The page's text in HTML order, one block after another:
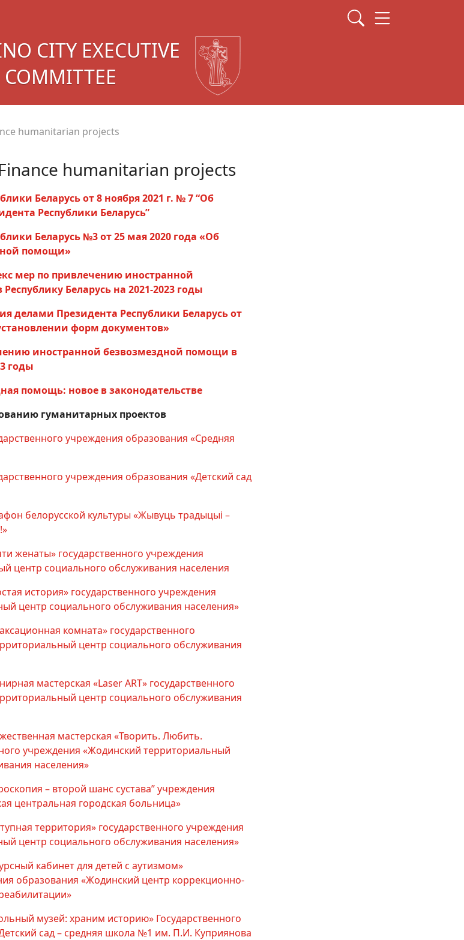
CITY EXECUTIVE
COMMITTEE
humanitarian projects
humanitarian projects
Беларусь от 8 ноября 2021 г. № 7 “Об
Республики Беларусь”
Беларусь №3 от 25 мая 2020 года «Об
помощи»
мер по привлечению иностранной
Беларусь на 2021-2023 годы
делами Президента Республики Беларусь от
форм документов»
иностранной безвозмездной помощи в
годы
помощь: новое в законодательстве
гуманитарных проектов
учреждения образования «Средняя
учреждения образования «Детский сад
белорусской культуры «Жывуць традыцыі –
женаты» государственного учреждения
центр социального обслуживания населения
история» государственного учреждения
центр социального обслуживания населения»
комната» государственного
центр социального обслуживания
мастерская «Laser ART» государственного
центр социального обслуживания
мастерская «Творить. Любить.
учреждения «Жодинский территориальный
населения»
– второй шанс сустава” учреждения
центральная городская больница»
территория» государственного учреждения
центр социального обслуживания населения»
кабинет для детей с аутизмом»
образования «Жодинский центр коррекционно-
музей: храним историю» Государственного
сад – средняя школа №1 им. П.И. Куприянова